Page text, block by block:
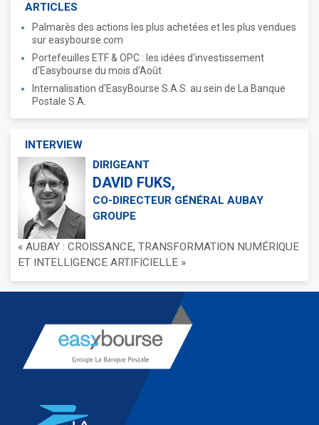
ARTICLES
Palmarès des actions les plus achetées et les plus vendues
sur easybourse.com
Portefeuilles ETF & OPC : les idées d'investissement
d'Easybourse du mois d'Août
Internalisation d'EasyBourse S.A.S. au sein de La Banque
Postale S.A.
INTERVIEW
DIRIGEANT
DAVID FUKS,
CO-DIRECTEUR GÉNÉRAL AUBAY
GROUPE
« AUBAY : CROISSANCE, TRANSFORMATION NUMÉRIQUE
ET INTELLIGENCE ARTIFICIELLE »